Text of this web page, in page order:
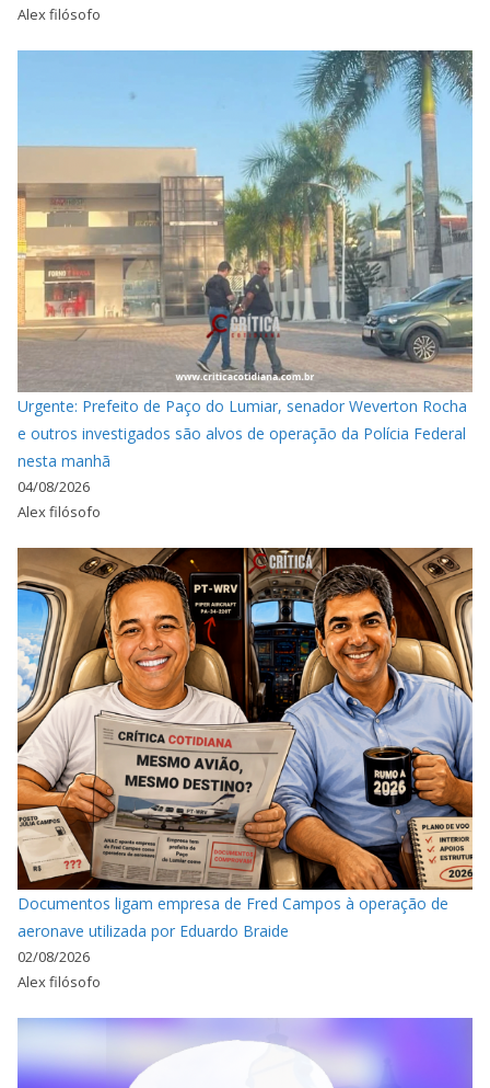
Alex filósofo
Urgente: Prefeito de Paço do Lumiar, senador Weverton Rocha
e outros investigados são alvos de operação da Polícia Federal
nesta manhã
04/08/2026
Alex filósofo
Documentos ligam empresa de Fred Campos à operação de
aeronave utilizada por Eduardo Braide
02/08/2026
Alex filósofo